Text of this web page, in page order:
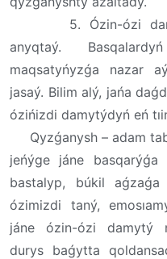
5. Ózin-ózi
anyqtaý.
maqsatyńyzǵa nazar
jasaý. Bilim alý, jańa
ózińizdi damytýdyń eń
Qyzǵanysh – adam
jeńýge jáne basqarýǵa
bastalyp, búkil
ózimizdi taný,
jáne ózin-ózi damytý
durys baǵytta